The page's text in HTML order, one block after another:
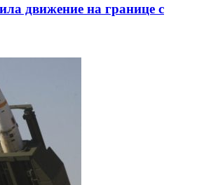
движение на границе с